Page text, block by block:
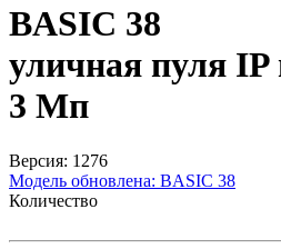
BASIC 38
уличная пуля IP
3 Мп
Версия: 1276
Модель обновлена: BASIC 38
Количество